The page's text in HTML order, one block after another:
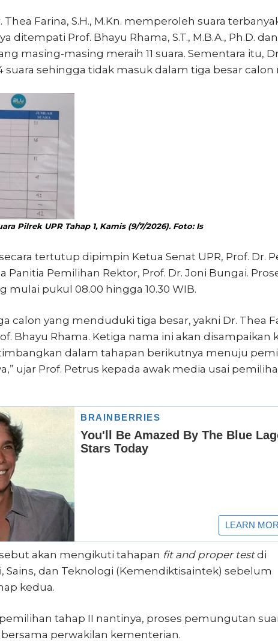
Farina, S.H., M.Kn. memperoleh suara
ditempati Prof. Bhayu Rhama, S.T., M.B.A., Ph.D.
masing-masing meraih 11 suara. Sementara itu,
suara sehingga tidak masuk dalam tiga besar calon
Pilrek UPR Tahap 1, Kamis (9/7/2026). Foto: Is
tertutup dipimpin Ketua Senat UPR, Prof. Dr.
Panitia Pemilihan Rektor, Prof. Dr. Joni Bungai.
pukul 08.00 hingga 10.30 WIB.
calon yang menduduki tiga besar, yakni Dr. Thea
Bhayu Rhama. Ketiga nama ini akan disampaikan
dalam tahapan berikutnya menuju
ujar Prof. Petrus kepada awak media usai
akan mengikuti tahapan fit and proper testdi
dan Teknologi (Kemendiktisaintek) sebelum
kedua.
tahap II nantinya, proses pemungutan
perwakilan kementerian.